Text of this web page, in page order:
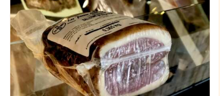
AJOUTER AU PANIER
/
DÉTAILS